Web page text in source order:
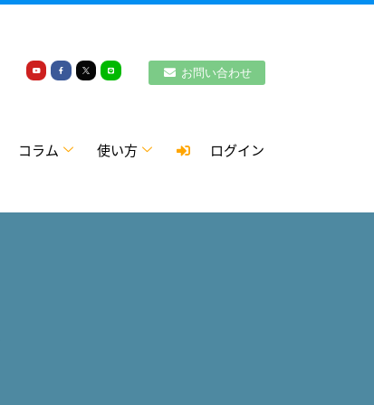
お問い合わせ
コラム 使い方 ログイン